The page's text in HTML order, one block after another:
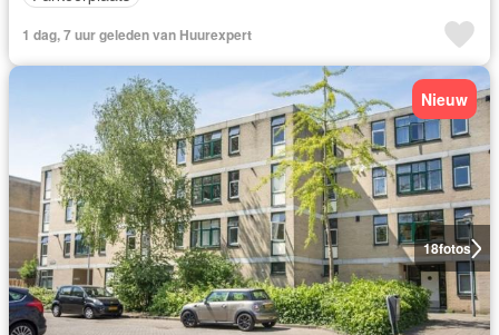
1 dag, 7 uur geleden van Huurexpert
18fotos
Nieuw